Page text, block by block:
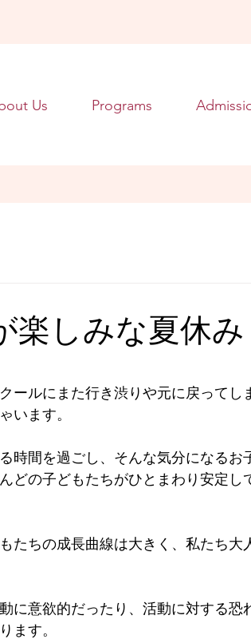
Us Programs
楽しみな夏休み
ールにまた行き渋りや元に戻ってし
います。
時間を過ごし、そんな気分になるお
どの子どもたちがひとまわり安定し
たちの成長曲線は大きく、私たち大
に意欲的だったり、活動に対する恐
ます。